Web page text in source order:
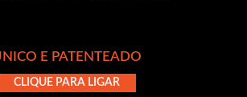
CLIQUE PARA LIGAR
E PATENTEADO